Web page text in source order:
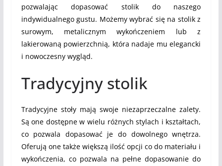
pozwalając dopasować stolik do naszego
indywidualnego gustu. Możemy wybrać się na stolik z
surowym, metalicznym wykończeniem lub z
lakierowaną powierzchnią, która nadaje mu elegancki
i nowoczesny wygląd.
Tradycyjny stolik
Tradycyjne stoły mają swoje niezaprzeczalne zalety.
Są one dostępne w wielu różnych stylach i kształtach,
co pozwala dopasować je do dowolnego wnętrza.
Oferują one także większą ilość opcji co do materiału i
wykończenia, co pozwala na pełne dopasowanie do